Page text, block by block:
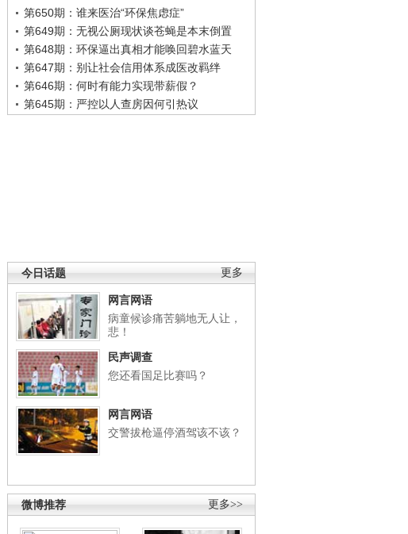
第650期：谁来医治“环保焦虑症”
第649期：无视公厕现状谈苍蝇是本末倒置
第648期：环保逼出真相才能唤回碧水蓝天
第647期：别让社会信用体系成医改羁绊
第646期：何时有能力实现带薪假？
第645期：严控以人查房因何引热议
更多
今日话题
网言网语
病童候诊痛苦躺地无人让，
悲！
民声调查
您还看国足比赛吗？
网言网语
交警拔枪逼停酒驾该不该？
更多>>
微博推荐